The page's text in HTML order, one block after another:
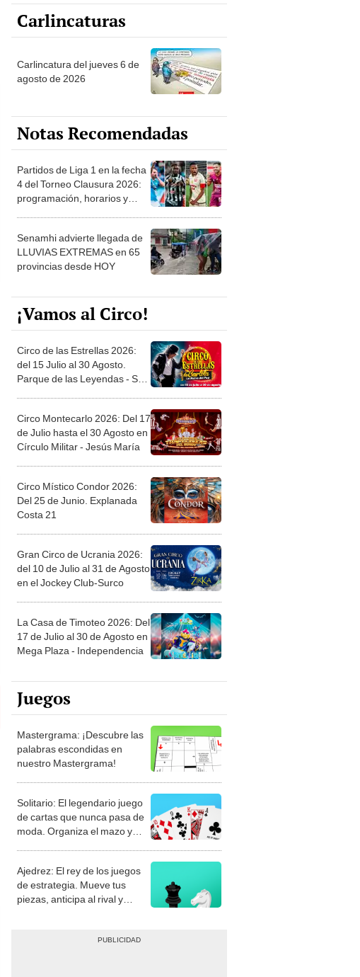
Carlincaturas
Carlincatura del jueves 6 de
agosto de 2026
Notas Recomendadas
Partidos de Liga 1 en la fecha
4 del Torneo Clausura 2026:
programación, horarios y
Senamhi advierte llegada de
LLUVIAS EXTREMAS en 65
provincias desde HOY
¡Vamos al Circo!
Circo de las Estrellas 2026:
del 15 Julio al 30 Agosto.
Parque de las Leyendas - San
Circo Montecarlo 2026: Del 17
de Julio hasta el 30 Agosto en
Círculo Militar - Jesús María
Circo Místico Condor 2026:
Del 25 de Junio. Explanada
Costa 21
Gran Circo de Ucrania 2026:
del 10 de Julio al 31 de Agosto
en el Jockey Club-Surco
La Casa de Timoteo 2026: Del
17 de Julio al 30 de Agosto en
Mega Plaza - Independencia
Juegos
Mastergrama: ¡Descubre las
palabras escondidas en
nuestro Mastergrama!
Solitario: El legendario juego
de cartas que nunca pasa de
moda. Organiza el mazo y
Ajedrez: El rey de los juegos
de estrategia. Mueve tus
piezas, anticipa al rival y